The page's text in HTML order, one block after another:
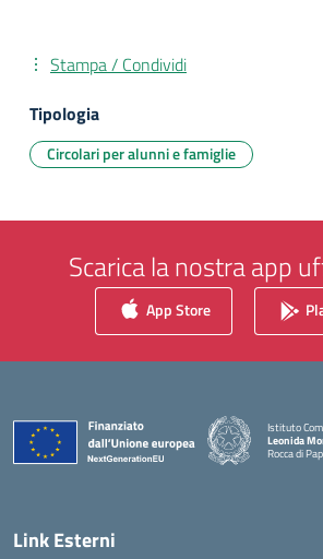
Stampa / Condividi
Tipologia
Circolari per alunni e famiglie
Scarica la nostra app
App Store
Istituto
Leonida
Rocca di
— Visita la
Link Esterni